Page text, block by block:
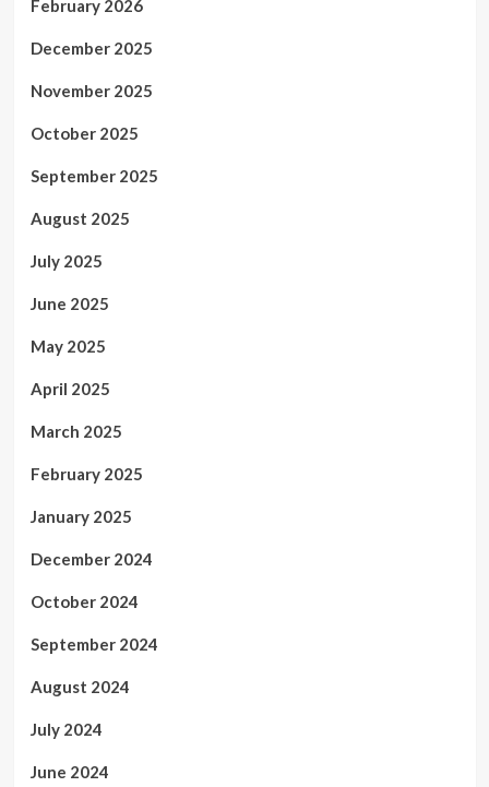
February 2026
December 2025
November 2025
October 2025
September 2025
August 2025
July 2025
June 2025
May 2025
April 2025
March 2025
February 2025
January 2025
December 2024
October 2024
September 2024
August 2024
July 2024
June 2024